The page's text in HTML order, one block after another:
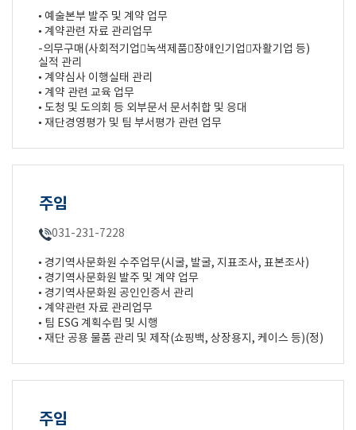
• 예술본부 발주 및 계약 업무
• 계약관련 자료 관리업무
-의무구매(사회적기업녹색제품장애인기업자활기업 등)
실적 관리
• 계약심사 이행실태 관리
• 계약 관련 교육 업무
• 도청 및 도의회 등 외부문서 문서취합 및 응대
• 재단경영평가 및 팀 부서평가 관련 업무
주임
031-231-7228
• 경기역사문화원 수주업무(시굴, 발굴, 지표조사, 표본조사)
• 경기역사문화원 발주 및 계약 업무
• 경기역사문화원 공인인증서 관리
• 계약관련 자료 관리업무
• 팀 ESG 계획수립 및 시행
• 재단 공용 물품 관리 및 제작(쇼핑백, 상장용지, 케이스 등)(정)
주임